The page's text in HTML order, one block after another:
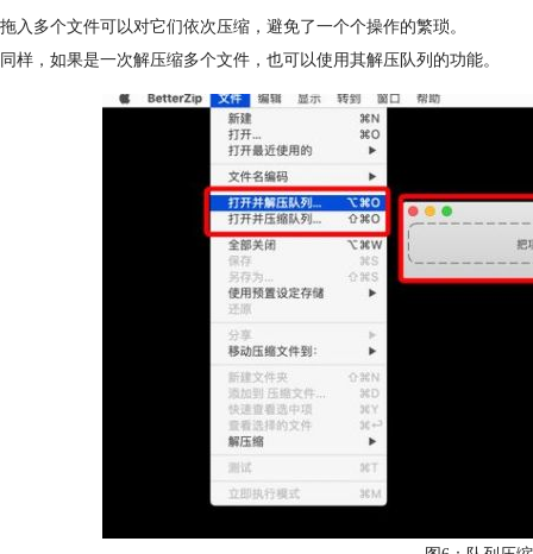
多个文件可以对它们依次压缩，避免了一个个操作的繁琐。
，如果是一次解压缩多个文件，也可以使用其解压队列的功能。